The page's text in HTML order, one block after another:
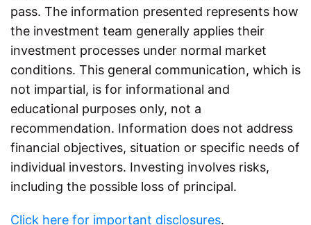
pass. The information presented represents how
the investment team generally applies their
investment processes under normal market
conditions. This general communication, which is
not impartial, is for informational and
educational purposes only, not a
recommendation. Information does not address
financial objectives, situation or specific needs of
individual investors. Investing involves risks,
including the possible loss of principal.
Click here for important disclosures.